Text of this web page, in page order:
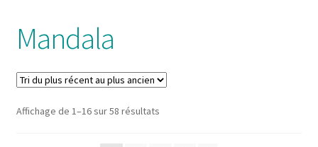
Login
Password Reset
Register
Mandala
Affichage de 1–16 sur 58 résultatsSorted